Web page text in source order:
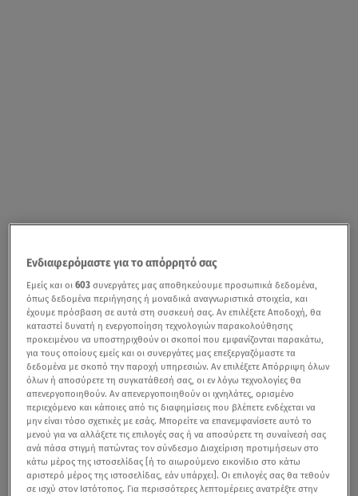
Ενδιαφερόμαστε για το απόρρητό σας
Εμείς και οι603 συνεργάτες μας αποθηκεύουμε προσωπικά δεδομένα,
όπως δεδομένα περιήγησης ή μοναδικά αναγνωριστικά στοιχεία, και
έχουμε πρόσβαση σε αυτά στη συσκευή σας. Αν επιλέξετε Αποδοχή, θα
καταστεί δυνατή η ενεργοποίηση τεχνολογιών παρακολούθησης
προκειμένου να υποστηριχθούν οι σκοποί που εμφανίζονται παρακάτω,
για τους οποίους εμείς και οι συνεργάτες μας επεξεργαζόμαστε τα
δεδομένα με σκοπό την παροχή υπηρεσιών. Αν επιλέξετε Απόρριψη όλων
όλων ή αποσύρετε τη συγκατάθεσή σας, οι εν λόγω τεχνολογίες θα
απενεργοποιηθούν. Αν απενεργοποιηθούν οι ιχνηλάτες, ορισμένο
περιεχόμενο και κάποιες από τις διαφημίσεις που βλέπετε ενδέχεται να
μην είναι τόσο σχετικές με εσάς. Μπορείτε να επανεμφανίσετε αυτό το
μενού για να αλλάξετε τις επιλογές σας ή να αποσύρετε τη συναίνεσή σας
ανά πάσα στιγμή πατώντας τον σύνδεσμο Διαχείριση προτιμήσεων στο
κάτω μέρος της ιστοσελίδας [ή το αιωρούμενο εικονίδιο στο κάτω
αριστερό μέρος της ιστοσελίδας, εάν υπάρχει]. Οι επιλογές σας θα τεθούν
σε ισχύ στον Ιστότοπος. Για περισσότερες λεπτομέρειες ανατρέξτε στην